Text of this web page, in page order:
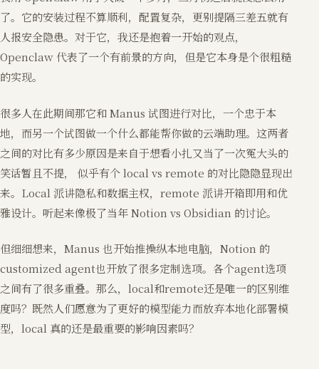
了。它的安装过程不算顺利，配置复杂，更别提隔三差五就有
人报安全隐患。对于它，我还是抱着一开始的观点，
Openclaw 代表了一个有前景的方向，但是它本身是个很粗糙
的实现。
很多人在此期间那它和 Manus 试图进行对比，一个忠于本
地，而另一个试图做一个什么都能帮你做的云端助理。这两者
之间的对比有多少原因是来自于想看小扎又当了一次冤大头的
笑话暂且不提， 似乎有个 local vs remote 的对比隐隐显现出
来。Local 派讲隐私和数据主权，remote 派讲开箱即用和优
雅设计。听起来像极了当年 Notion vs Obsidian 的讨论。
但细细想来，Manus 也开始推操纵本地电脑，Notion 的
customized agent也开放了很多定制选项。各个agent选项
之间有了很多重叠。那么，local和remote还是唯一的区别维
度吗？既然人们愿意为了更好的模型能力而放弃本地化部署模
型，local 真的还是最重要的影响因素吗？